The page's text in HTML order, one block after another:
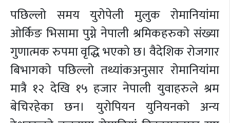
पछिल्लो समय युरोपेली मुलुक रोमानियांमा
ओर्किङ भिसामा पुग्ने नेपाली श्रमिकहरुको संख्या
गुणात्मक रुपमा वृद्धि भएको छ। वैदेशिक रोजगार
बिभागको पछिल्लो तथ्यांकअनुसार रोमानियांमा
मात्रै १२ देखि १५ हजार नेपाली युवाहरुले श्रम
बेचिरहेका छन। युरोपियन युनियनको अन्य